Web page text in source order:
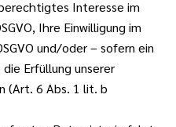
Interesse im
Ihre Einwilligung im
und/oder – sofern ein
Erfüllung unserer
(Art. 6 Abs. 1 lit. b